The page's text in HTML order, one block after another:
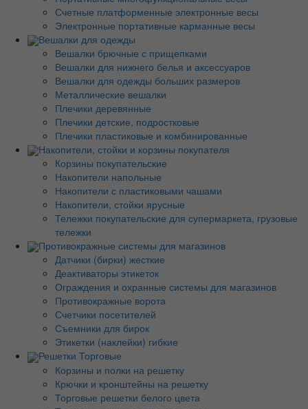
Счетные платформенные электронные весы
Электронные портативные карманные весы
Вешалки для одежды
Вешалки брючные с прищепками
Вешалки для нижнего белья и аксессуаров
Вешалки для одежды больших размеров
Металлические вешалки
Плечики деревянные
Плечики детские, подростковые
Плечики пластиковые и комбинированные
Накопители, стойки и корзины покупателя
Корзины покупательские
Накопители напольные
Накопители с пластиковыми чашами
Накопители, стойки ярусные
Тележки покупательские для супермаркета, грузовые
тележки
Противокражные системы для магазинов
Датчики (бирки) жесткие
Деактиваторы этикеток
Ограждения и охранные системы для магазинов
Противокражные ворота
Счетчики посетителей
Съемники для бирок
Этикетки (наклейки) гибкие
Решетки Торговые
Корзины и полки на решетку
Крючки и кронштейны на решетку
Торговые решетки белого цвета